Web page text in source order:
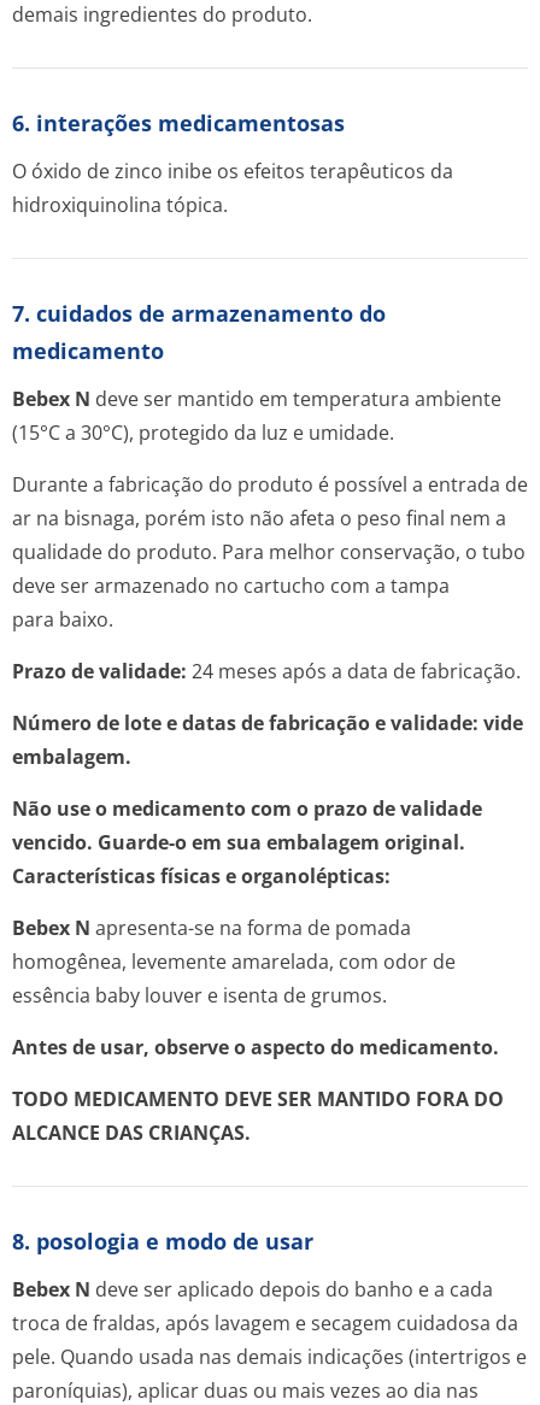
demais ingredientes do produto.
6. interações medicamentosas
O óxido de zinco inibe os efeitos terapêuticos da
hidroxiquinolina tópica.
7. cuidados de armazenamento do
medicamento
Bebex N deve ser mantido em temperatura ambiente
(15°C a 30°C), protegido da luz e umidade.
Durante a fabricação do produto é possível a entrada de
ar na bisnaga, porém isto não afeta o peso final nem a
qualidade do produto. Para melhor conservação, o tubo
deve ser armazenado no cartucho com a tampa
para baixo.
Prazo de validade: 24 meses após a data de fabricação.
Número de lote e datas de fabricação e validade: vide
embalagem.
Não use o medicamento com o prazo de validade
vencido. Guarde-o em sua embalagem original.
Características físicas e organolépticas:
Bebex N apresenta-se na forma de pomada
homogênea, levemente amarelada, com odor de
essência baby louver e isenta de grumos.
Antes de usar, observe o aspecto do medicamento.
TODO MEDICAMENTO DEVE SER MANTIDO FORA DO
ALCANCE DAS CRIANÇAS.
8. posologia e modo de usar
Bebex N deve ser aplicado depois do banho e a cada
troca de fraldas, após lavagem e secagem cuidadosa da
pele. Quando usada nas demais indicações (intertrigos e
paroníquias), aplicar duas ou mais vezes ao dia nas